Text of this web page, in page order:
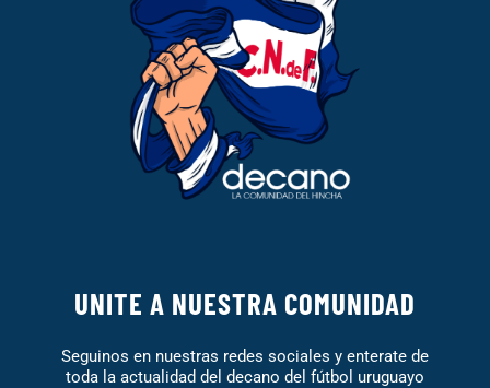
UNITE A NUESTRA COMUNIDAD
Seguinos en nuestras redes sociales y enterate de
toda la actualidad del decano del fútbol uruguayo